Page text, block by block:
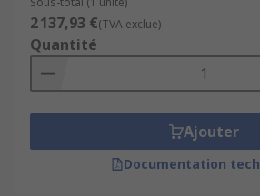
2 137,93 €(TVA exclue)
Quantité
Ajouter
Documentation